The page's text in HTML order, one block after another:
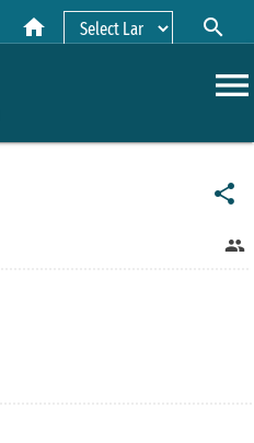
home search
menu
share
people